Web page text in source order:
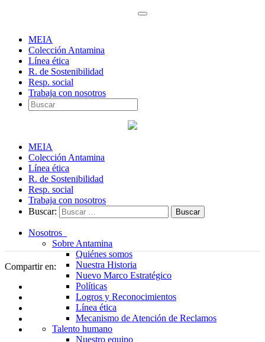
MEIA
Colección Antamina
Línea ética
R. de Sostenibilidad
Resp. social
Trabaja con nosotros
MEIA
Colección Antamina
Línea ética
R. de Sostenibilidad
Resp. social
Trabaja con nosotros
Buscar:
Nosotros
Sobre Antamina
Quiénes somos
Nuestra Historia
Nuevo Marco Estratégico
Políticas
Logros y Reconocimientos
Línea ética
Mecanismo de Atención de Reclamos
Talento humano
Nuestro equipo
Compartir en: